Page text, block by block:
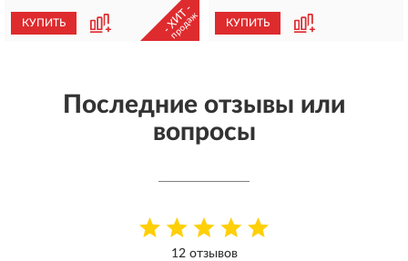
КУПИТЬ - ХИТ -
продаж КУПИТЬ
Последние отзывы или
вопросы
12 отзывов